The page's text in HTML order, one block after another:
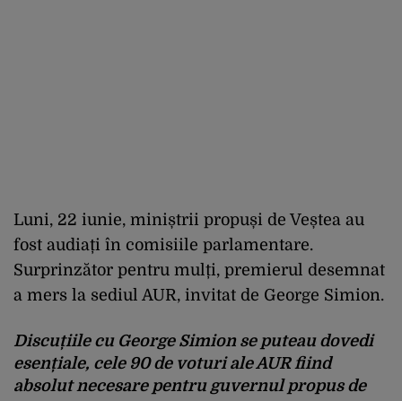
Luni, 22 iunie, miniștrii propuși de Veștea au
fost audiați în comisiile parlamentare.
Surprinzător pentru mulți, premierul desemnat
a mers la sediul AUR, invitat de George Simion.
Discuțiile cu George Simion se puteau dovedi
esențiale, cele 90 de voturi ale AUR fiind
absolut necesare pentru guvernul propus de